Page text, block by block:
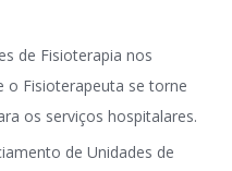
de Fisioterapia nos
o Fisioterapeuta se torne
os serviços hospitalares.
de Unidades de